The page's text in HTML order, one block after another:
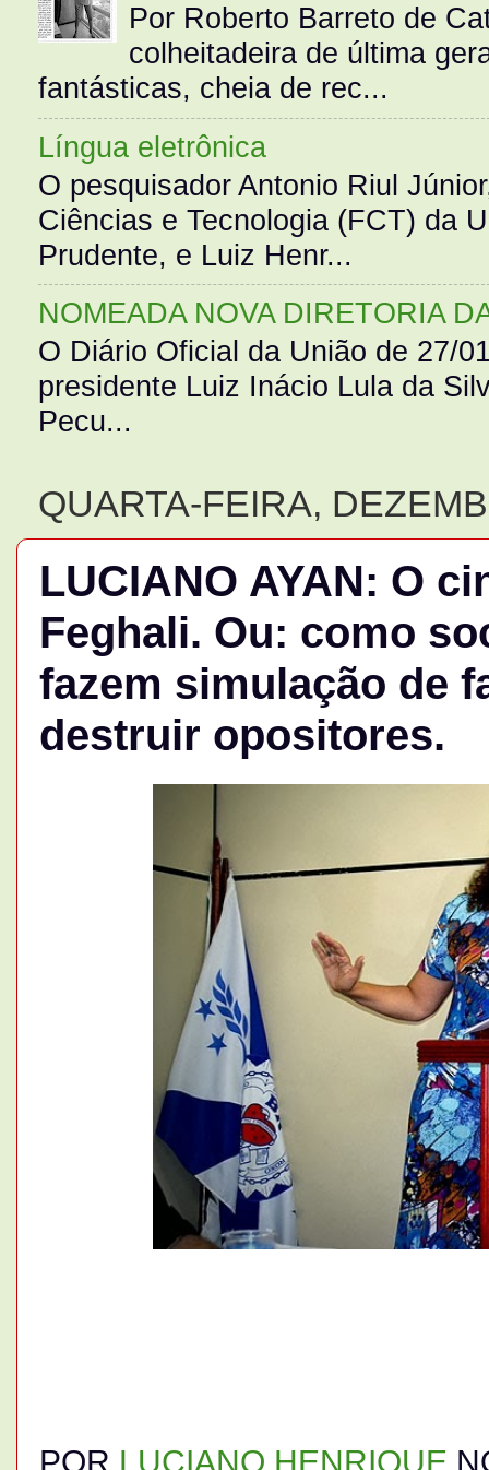
Por Roberto Barreto de
colheitadeira de última
fantásticas, cheia de rec...
Língua eletrônica
O pesquisador Antonio Riul
Ciências e Tecnologia (FCT) da
Prudente, e Luiz Henr...
NOMEADA NOVA DIRETORIA
O Diário Oficial da União de 27/
presidente Luiz Inácio Lula da
Pecu...
QUARTA-FEIRA,
LUCIANO AYAN: O
Feghali. Ou: como
fazem simulação de
destruir opositores.
POR LUCIANO HENRIQUE